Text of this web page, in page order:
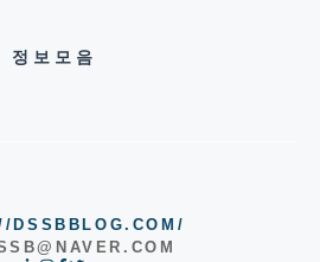
정보모음
DSSBBLOG.COM/